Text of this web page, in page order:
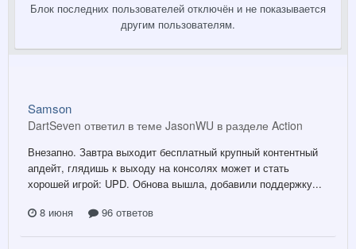
Блок последних пользователей отключён и не показывается
другим пользователям.
Samson
DartSeven ответил в теме JasonWU в разделе Action
Внезапно. Завтра выходит бесплатный крупный контентный
апдейт, глядишь к выходу на консолях может и стать
хорошей игрой: UPD. Обнова вышла, добавили поддержку...
8 июня
96 ответов